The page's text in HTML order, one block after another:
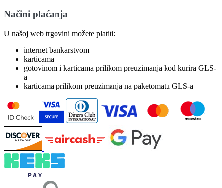
Načini plaćanja
U našoj web trgovini možete platiti:
internet bankarstvom
karticama
gotovinom i karticama prilikom preuzimanja kod kurira GLS-
a
karticama prilikom preuzimanja na paketomatu GLS-a